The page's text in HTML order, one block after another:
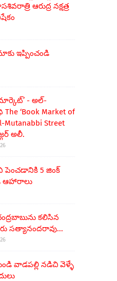
ఆరుద్ర నక్షత్ర
ఇప్పించండి
మార్కెట్’ - అల్-
‘Book Market of
Mutanabbi Street
అలీ.
పెంచడానికి 5 జింక్
ఆహారాలు
కలిసిన
సత్యానందరావు...
వాడపల్లి నడిచి వెళ్ళే